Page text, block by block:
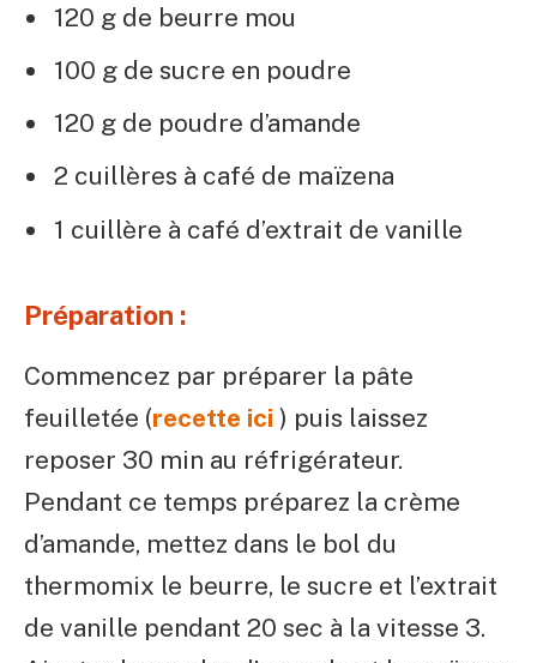
120 g de beurre mou
100 g de sucre en poudre
120 g de poudre d’amande
2 cuillères à café de maïzena
1 cuillère à café d’extrait de vanille
Préparation :
Commencez par préparer la pâte
feuilletée (recette ici ) puis laissez
reposer 30 min au réfrigérateur.
Pendant ce temps préparez la crème
d’amande, mettez dans le bol du
thermomix le beurre, le sucre et l’extrait
de vanille pendant 20 sec à la vitesse 3.